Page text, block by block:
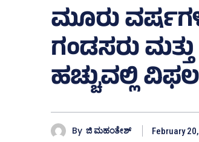
ಮೂರು
ಗಂಡಸರು
ಹಚ್ಚುವಲ್ಲಿ ವಿಫಲ
By ಜಿ ಮಹಂತೇಶ್ February